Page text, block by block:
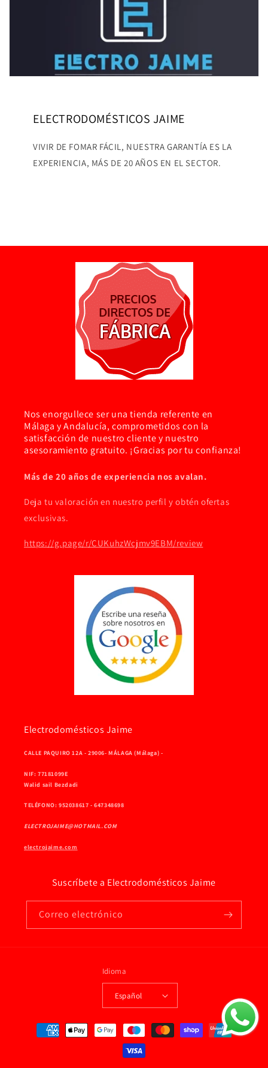
ELECTRODOMÉSTICOS JAIME
VIVIR DE FOMAR FÁCIL, NUESTRA GARANTÍA ES LA
EXPERIENCIA, MÁS DE 20 AÑOS EN EL SECTOR.
Nos enorgullece ser una tienda referente en
Málaga y Andalucía, comprometidos con la
satisfacción de nuestro cliente y nuestro
asesoramiento gratuito. ¡Gracias por tu confianza!
Más de 20 años de experiencia nos avalan.
Deja tu valoración en nuestro perfil y obtén ofertas
exclusivas.
https://g.page/r/CUKuhzWcjmv9EBM/review
Electrodomésticos Jaime
CALLE PAQUIRO 12A - 29006- MÁLAGA (Málaga) -
NIF: 77181099E
Walid sail Bezdadi
TELÉFONO: 952038617 - 647348698
ELECTROJAIME@HOTMAIL.COM
electrojaime.com
Suscríbete a Electrodomésticos Jaime
Correo electrónico
Idioma
Español
Formas